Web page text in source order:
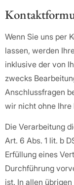
Wenn Sie uns per
lassen, werden
inklusive der von
zwecks
Anschlussfragen
wir nicht ohne
Die Verarbeitung
Art. 6 Abs. 1 lit. b
Erfüllung eines
Durchführung
ist. In allen